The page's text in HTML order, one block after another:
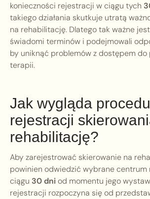
konieczności rejestracji w ciągu tych
takiego działania skutkuje utratą
na rehabilitację. Dlatego tak ważne
świadomi terminów i podejmowali
by uniknąć problemów z dostępem
terapii.
Jak wygląda
rejestracji
rehabilitację?
Aby zarejestrować skierowanie na
powinien odwiedzić wybrane
ciągu 30 dniod momentu jego
rejestracji rozpoczyna się od